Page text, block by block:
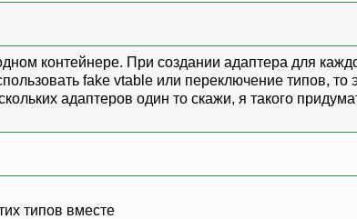
контейнере. При создании адаптера для
fake vtable или переключение типов, то
адаптеров один то скажи, я такого
типов вместе